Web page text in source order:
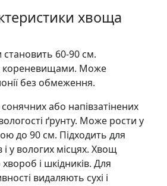
хвоща
60-90 см.
кореневищами. Може
без обмеження.
або напівзатінених
ґрунту. Може рости у
до 90 см. Підходить для
і у вологих місцях. Хвощ
і шкідників. Для
видаляють сухі і